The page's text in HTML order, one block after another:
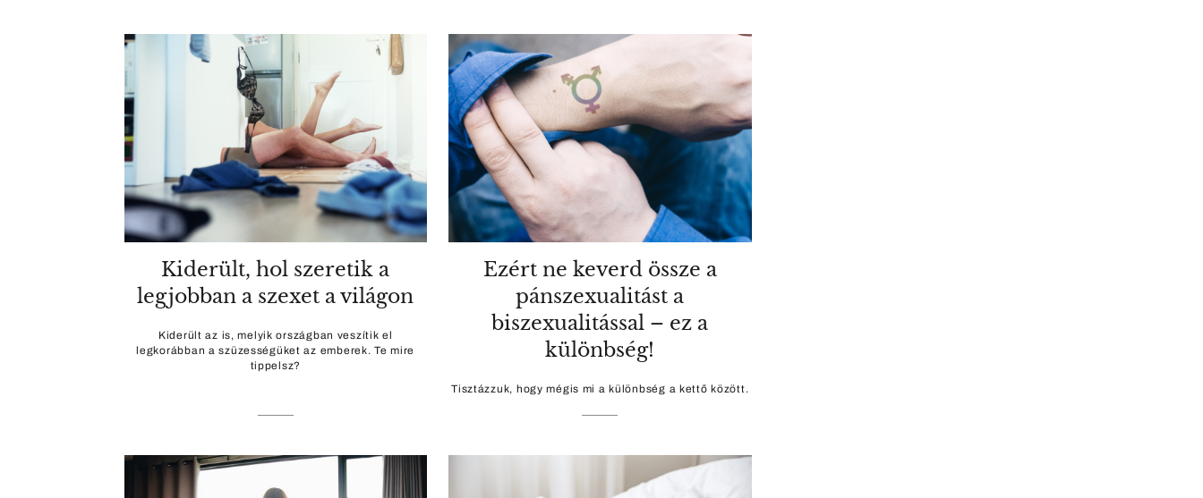
Kiderült, hol szeretik a
legjobban a szexet a világon
Kiderült az is, melyik országban veszítik el
legkorábban a szüzességüket az emberek. Te mire
tippelsz?
Ezért ne keverd össze a
pánszexualitást a
biszexualitással – ez a
különbség!
Tisztázzuk, hogy mégis mi a különbség a kettő között.